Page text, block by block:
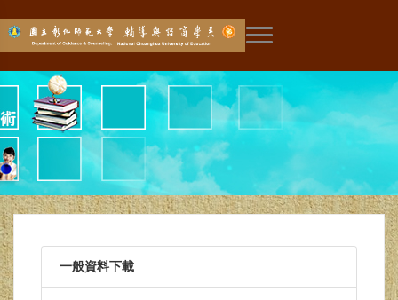
展開主選單
一般資料下載